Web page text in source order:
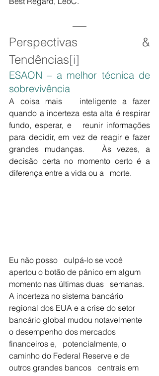
Perspectivas &
Tendências[i]
ESAON – a melhor técnica de
sobrevivência
A coisa mais   inteligente a fazer
quando a incerteza esta alta é respirar
fundo, esperar, e   reunir informações
para decidir, em vez de reagir e fazer
grandes mudanças.   Às vezes, a
decisão certa no momento certo é a
diferença entre a vida ou a   morte.
Eu não posso   culpá-lo se você
apertou o botão de pânico em algum
momento nas últimas duas   semanas.
A incerteza no sistema bancário
regional dos EUA e a crise do setor
bancário global mudou notavelmente
o desempenho dos mercados
financeiros e,   potencialmente, o
caminho do Federal Reserve e de
outros grandes bancos   centrais em